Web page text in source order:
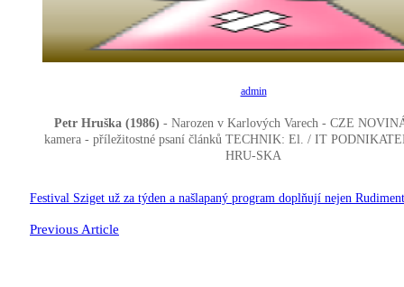
admin
Petr Hruška (1986) - Narozen v Karlových Varech - CZE
kamera - příležitostné psaní článků TECHNIK: El. / IT
HRU-SKA
Navigace
pro
Festival Sziget už za týden a našlapaný program doplňují nejen
Previous Article